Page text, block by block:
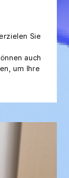
Sie
auch
um Ihre